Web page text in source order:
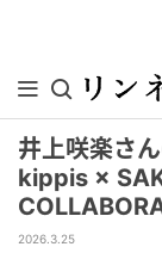
井上咲楽さ
kippis ×
2026.3.25